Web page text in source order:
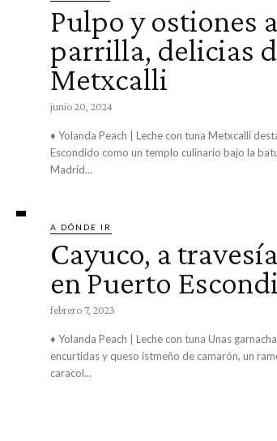
Pulpo y ostiones
parrilla, delicias
Metxcalli
junio 20, 2024
♦ Yolanda Peach | Leche con tuna Metxcalli destaca en Rinconada Puerto
Escondido como un templo culinario bajo la
Madrid...
A DÓNDE IR
Cayuco, a
en Puerto
febrero 7, 2023
♦ Yolanda Peach | Leche con tuna Unas garnachas istmeñas con col morada
encurtidas y queso istmeño de camarón, un
caracol...